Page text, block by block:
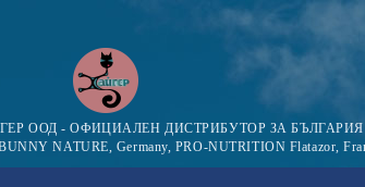
ООД - ОФИЦИАЛЕН ДИСТРИБУТОР ЗА БЪЛГАРИЯ
NATURE, Germany, PRO-NUTRITION Flatazor,